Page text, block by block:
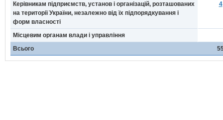
Керівникам підприємств, установ і організацій, розташованих
на території України, незалежно від їх підпорядкування і
форм власності
4
Місцевим органам влади і управління
Всього